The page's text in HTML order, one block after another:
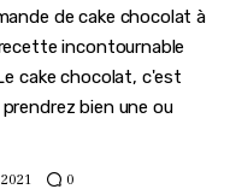
de cake chocolat à
incontournable
cake chocolat, c'est
bien une ou
0